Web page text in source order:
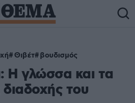
Θιβέτ βουδισμός
Η γλώσσα και τα
του